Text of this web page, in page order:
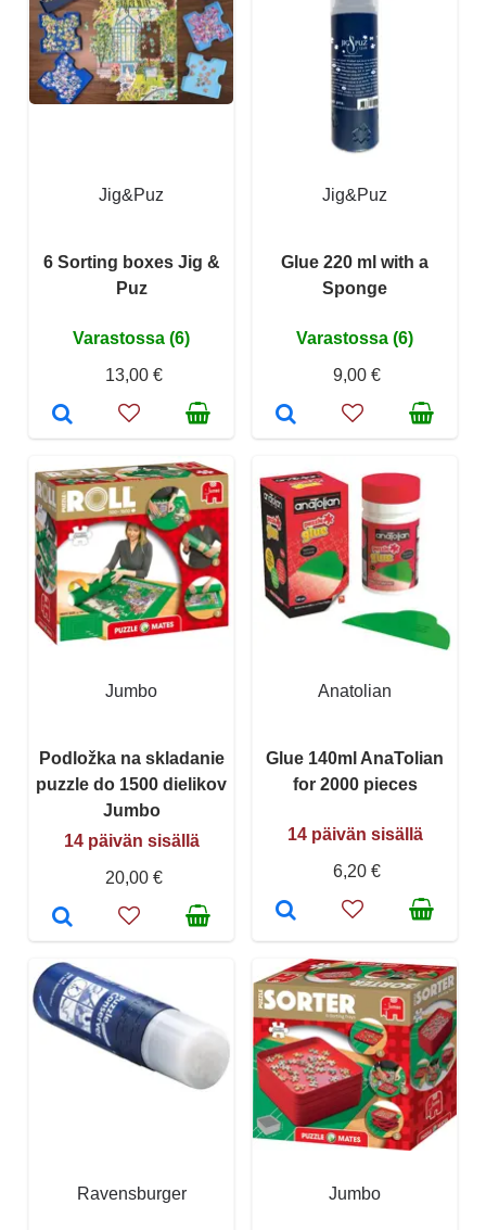
Jig&Puz
6 Sorting boxes Jig &
Puz
Varastossa (6)
13,00 €
Jig&Puz
Glue 220 ml with a
Sponge
Varastossa (6)
9,00 €
Jumbo
Podložka na skladanie
puzzle do 1500 dielikov
Jumbo
14 päivän sisällä
20,00 €
Anatolian
Glue 140ml AnaTolian
for 2000 pieces
14 päivän sisällä
6,20 €
Ravensburger Jumbo